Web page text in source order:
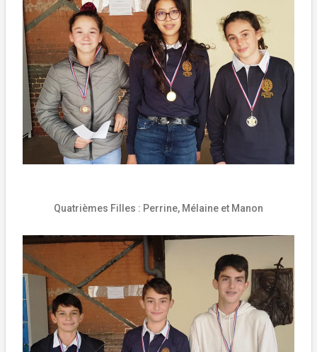
Quatrièmes Filles : Perrine, Mélaine et Manon